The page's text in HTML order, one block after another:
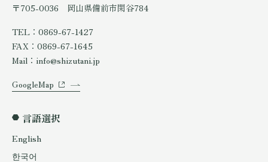
〒705-0036 岡山県備前市閑谷784
TEL：0869-67-1427
FAX：0869-67-1645
Mail：info@shizutani.jp
GoogleMap
言語選択
English
한국어